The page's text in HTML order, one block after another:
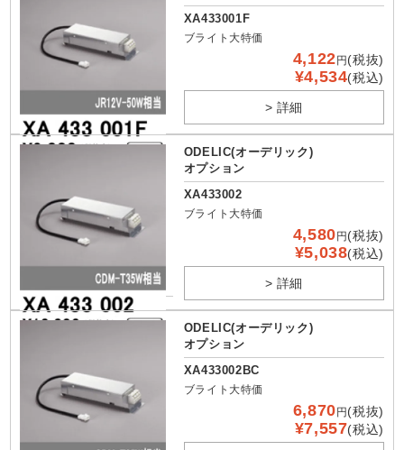
XA433001F
ブライト大特価
4,122円(税抜)
¥4,534(税込)
> 詳細
ODELIC(オーデリック)
オプション
XA433002
ブライト大特価
4,580円(税抜)
¥5,038(税込)
> 詳細
ODELIC(オーデリック)
オプション
XA433002BC
ブライト大特価
6,870円(税抜)
¥7,557(税込)